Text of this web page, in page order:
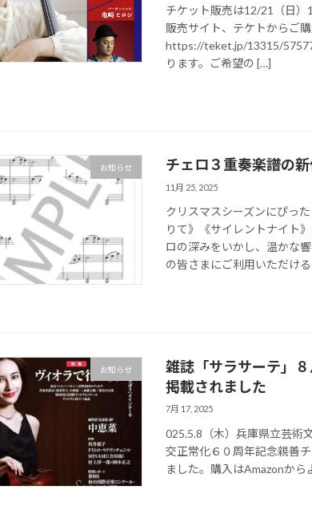
チケット販売は12/21（日）
販売サイト、テケトからご購
https://teket.jp/13315/
ります。ご希望の […]
お知らせ チェロ３重奏楽譜の
11月 25, 2025
クリスマスシーズンにぴっ
りて》《サイレントナイト
ロの深みをいかし、温かな
の皆さまにご利用いただけ
お知らせ
雑誌「サラサーテ」
掲載されました
7月 17, 2025
025.5.8（木）兵庫県立芸術
交正常化６０周年記念親善
ました。購入はAmazonから